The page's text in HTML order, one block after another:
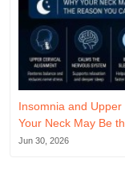
Insomnia and
Your Neck May Be
Jun 30, 2026